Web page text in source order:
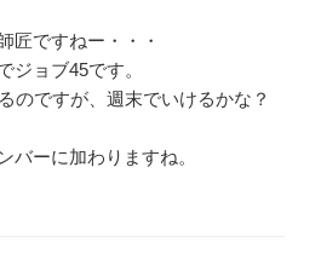
ですねー・・・
ジョブ45です。
のですが、週末でいけるかな？
バーに加わりますね。